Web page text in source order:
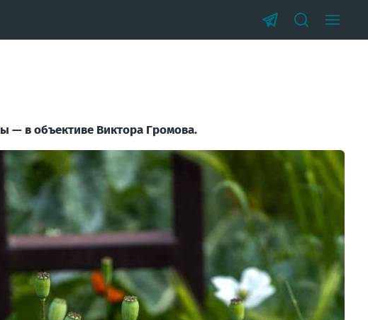
— в объективе Виктора Громова.